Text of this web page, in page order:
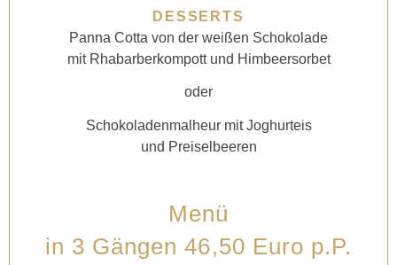
DESSERTS
Panna Cotta von der weißen Schokolade
mit Rhabarberkompott und Himbeersorbet
oder
Schokoladenmalheur mit Joghurteis
und Preiselbeeren
Menü
in 3 Gängen 46,50 Euro p.P.